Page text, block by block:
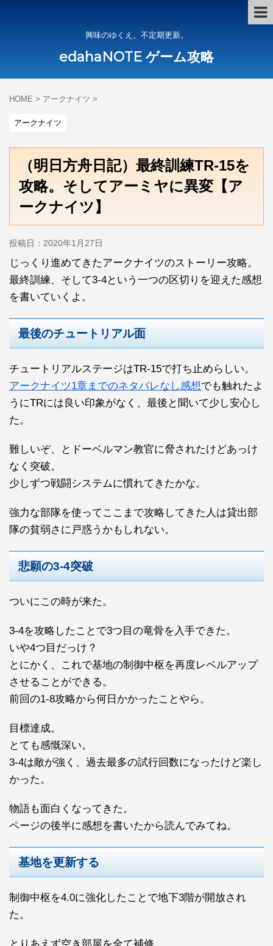
興味のゆくえ。不定期更新。
edahaNOTE ゲーム攻略
HOME > アークナイツ >
アークナイツ
（明日方舟日記）最終訓練TR-15を
攻略。そしてアーミヤに異変【ア
ークナイツ】
投稿日： 2020年1月27日
じっくり進めてきたアークナイツのストーリー攻略。
最終訓練、そして3-4という一つの区切りを迎えた感想
を書いていくよ。
最後のチュートリアル面
チュートリアルステージはTR-15で打ち止めらしい。
アークナイツ1章までのネタバレなし感想でも触れたよ
うにTRには良い印象がなく、最後と聞いて少し安心し
た。
難しいぞ、とドーベルマン教官に脅されたけどあっけ
なく突破。
少しずつ戦闘システムに慣れてきたかな。
強力な部隊を使ってここまで攻略してきた人は貸出部
隊の貧弱さに戸惑うかもしれない。
悲願の3-4突破
ついにこの時が来た。
3-4を攻略したことで3つ目の竜骨を入手できた。
いや4つ目だっけ？
とにかく、これで基地の制御中枢を再度レベルアップ
させることができる。
前回の1-8攻略から何日かかったことやら。
目標達成。
とても感慨深い。
3-4は敵が強く、過去最多の試行回数になったけど楽し
かった。
物語も面白くなってきた。
ページの後半に感想を書いたから読んでみてね。
基地を更新する
制御中枢を4.0に強化したことで地下3階が開放され
た。